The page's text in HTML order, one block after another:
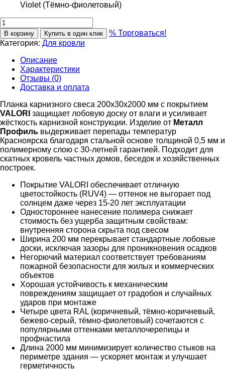
Violet (Тёмно-фиолетовый)
В корзину Купить в один клик
% Торговаться!
Категория: Для кровли
Описание
Характеристики
Отзывы (0)
Доставка и оплата
Планка карнизного свеса 200х30х2000 мм с покрытием
VALORI защищает лобовую доску от влаги и усиливает
жёсткость карнизной конструкции. Изделие от Металл
Профиль выдерживает перепады температур
Красноярска благодаря стальной основе толщиной 0,5 мм и
полимерному слою с 30-летней гарантией. Подходит для
скатных кровель частных домов, беседок и хозяйственных
построек.
Покрытие VALORI обеспечивает отличную
цветостойкость (RUV4) — оттенок не выгорает под
солнцем даже через 15-20 лет эксплуатации
Одностороннее нанесение полимера снижает
стоимость без ущерба защитным свойствам:
внутренняя сторона скрыта под свесом
Ширина 200 мм перекрывает стандартные лобовые
доски, исключая зазоры для проникновения осадков
Негорючий материал соответствует требованиям
пожарной безопасности для жилых и коммерческих
объектов
Хорошая устойчивость к механическим
повреждениям защищает от градобоя и случайных
ударов при монтаже
Четыре цвета RAL (коричневый, тёмно-коричневый,
бежево-серый, тёмно-фиолетовый) сочетаются с
популярными оттенками металлочерепицы и
профнастила
Длина 2000 мм минимизирует количество стыков на
периметре здания — ускоряет монтаж и улучшает
герметичность